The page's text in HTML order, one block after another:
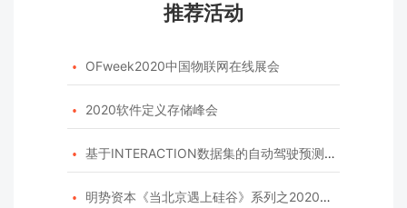
推荐活动
 OFweek2020中国物联网在线展会
 2020软件定义存储峰会
 基于INTERACTION数据集的自动驾驶预测模型挑战赛
 明势资本《当北京遇上硅谷》系列之2020年度开源峰会